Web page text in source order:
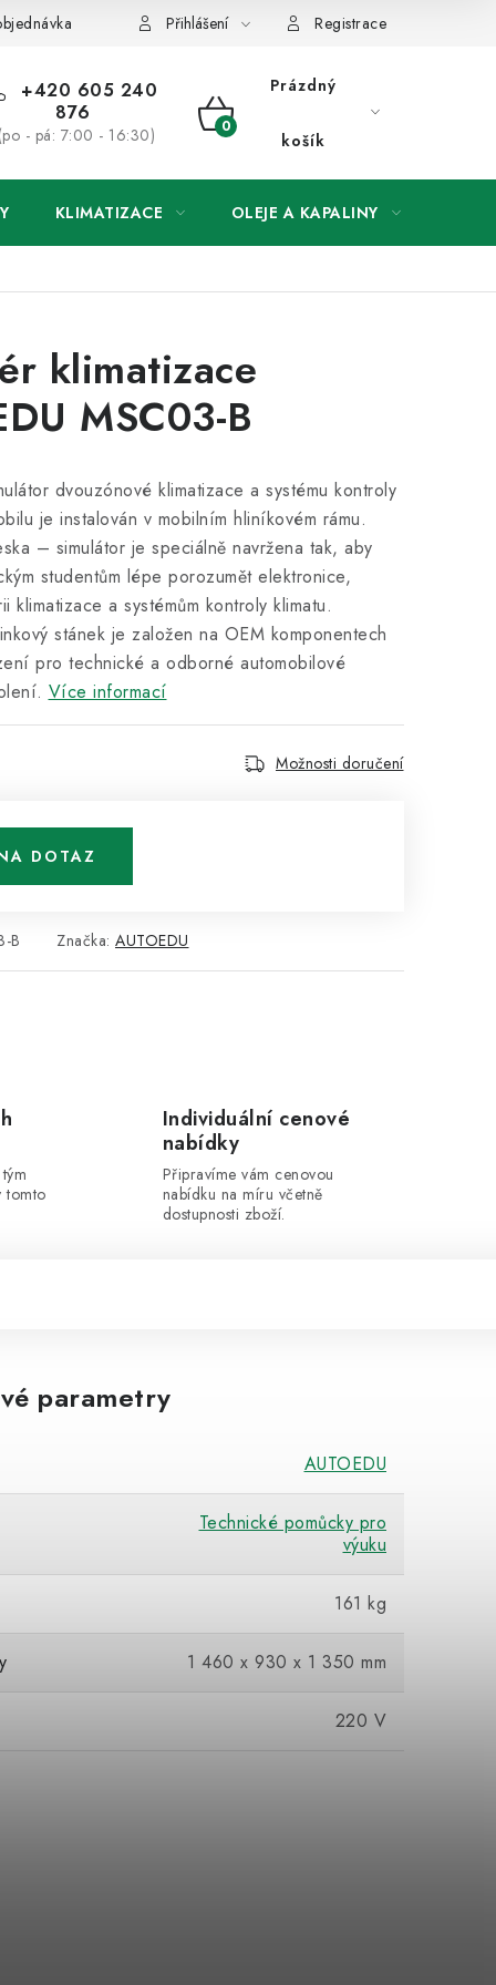
Přihlášení Registrace
+420 605 240
876
- pá: 7:00 - 16:30)
NÁKUPNÍ
Prázdný
košík
KLIMATIZACE OLEJE A KAPALINY
klimatizace
MSC03-B
dvouzónové klimatizace a systému kontroly
je instalován v mobilním hliníkovém rámu.
– simulátor je speciálně navržena tak, aby
studentům lépe porozumět elektronice,
klimatizace a systémům kontroly klimatu.
stánek je založen na OEM komponentech
pro technické a odborné automobilové
Více informací
Možnosti doručení
DOTAZ
B Značka: AUTOEDU
tomto
Individuální cenové
nabídky
Připravíme vám cenovou
nabídku na míru včetně
dostupnosti zboží.
parametry
AUTOEDU
Technické pomůcky pro
výuku
161 kg
1 460 x 930 x 1 350 mm
220 V